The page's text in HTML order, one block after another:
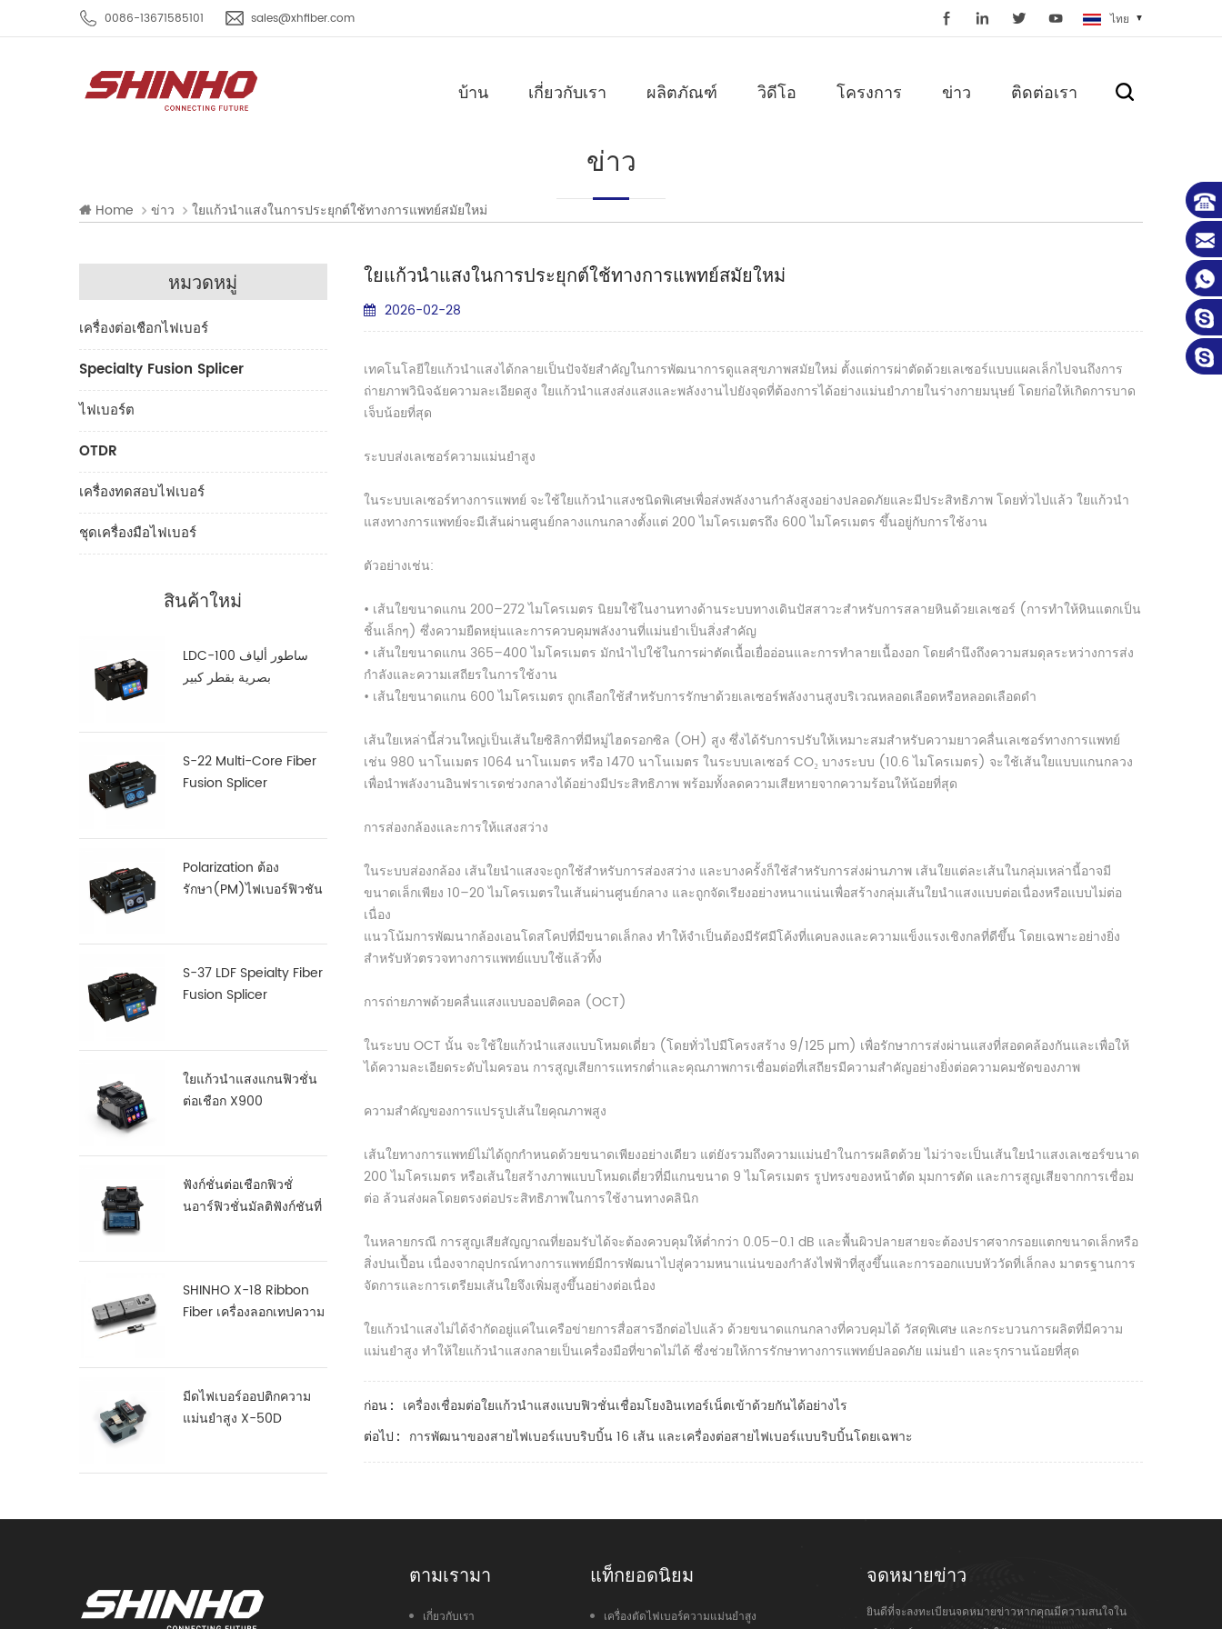
0086-13671585101 sales@xhfiber.com ไทย
บ้าน เกี่ยวกับเรา ผลิตภัณฑ์ วิดีโอ โครงการ ข่าว ติดต่อเรา
ข่าว
Home ข่าว ใยแก้วนำแสงในการประยุกต์ใช้ทางการแพทย์สมัยใหม่
หมวดหมู่
เครื่องต่อเชือกไฟเบอร์
Specialty Fusion Splicer
ไฟเบอร์ต
OTDR
เครื่องทดสอบไฟเบอร์
ชุดเครื่องมือไฟเบอร์
สินค้าใหม่
LDC-100 ساطور ألياف
بصرية بقطر كبير
S-22 Multi-Core Fiber
Fusion Splicer
Polarization ต้อง
รักษา(PM)ไฟเบอร์ฟิวชัน
S-37 LDF Speialty Fiber
Fusion Splicer
ใยแก้วนำแสงแกนฟิวชั่น
ต่อเชือก X900
ฟังก์ชั่นต่อเชือกฟิวชั่
นอาร์ฟิวชั่นมัลติฟังก์ชันที่
SHINHO X-18 Ribbon
Fiber เครื่องลอกเทปความ
มีดไฟเบอร์ออปติกความ
แม่นยำสูง X-50D
ใยแก้วนำแสงในการประยุกต์ใช้ทางการแพทย์สมัยใหม่
2026-02-28
เทคโนโลยีใยแก้วนำแสงได้กลายเป็นปัจจัยสำคัญในการพัฒนาการดูแลสุขภาพสมัยใหม่ ตั้งแต่การผ่าตัดด้วยเลเซอร์แบบแผลเล็กไปจนถึงการ
ถ่ายภาพวินิจฉัยความละเอียดสูง ใยแก้วนำแสงส่งแสงและพลังงานไปยังจุดที่ต้องการได้อย่างแม่นยำภายในร่างกายมนุษย์ โดยก่อให้เกิดการบาด
เจ็บน้อยที่สุด
ระบบส่งเลเซอร์ความแม่นยำสูง
ในระบบเลเซอร์ทางการแพทย์ จะใช้ใยแก้วนำแสงชนิดพิเศษเพื่อส่งพลังงานกำลังสูงอย่างปลอดภัยและมีประสิทธิภาพ โดยทั่วไปแล้ว ใยแก้วนำ
แสงทางการแพทย์จะมีเส้นผ่านศูนย์กลางแกนกลางตั้งแต่ 200 ไมโครเมตรถึง 600 ไมโครเมตร ขึ้นอยู่กับการใช้งาน
ตัวอย่างเช่น:
• เส้นใยขนาดแกน 200–272 ไมโครเมตร นิยมใช้ในงานทางด้านระบบทางเดินปัสสาวะสำหรับการสลายหินด้วยเลเซอร์ (การทำให้หินแตกเป็น
ชิ้นเล็กๆ) ซึ่งความยืดหยุ่นและการควบคุมพลังงานที่แม่นยำเป็นสิ่งสำคัญ
• เส้นใยขนาดแกน 365–400 ไมโครเมตร มักนำไปใช้ในการผ่าตัดเนื้อเยื่ออ่อนและการทำลายเนื้องอก โดยคำนึงถึงความสมดุลระหว่างการส่ง
กำลังและความเสถียรในการใช้งาน
• เส้นใยขนาดแกน 600 ไมโครเมตร ถูกเลือกใช้สำหรับการรักษาด้วยเลเซอร์พลังงานสูงบริเวณหลอดเลือดหรือหลอดเลือดดำ
เส้นใยเหล่านี้ส่วนใหญ่เป็นเส้นใยซิลิกาที่มีหมู่ไฮดรอกซิล (OH) สูง ซึ่งได้รับการปรับให้เหมาะสมสำหรับความยาวคลื่นเลเซอร์ทางการแพทย์
เช่น 980 นาโนเมตร 1064 นาโนเมตร หรือ 1470 นาโนเมตร ในระบบเลเซอร์ CO₂ บางระบบ (10.6 ไมโครเมตร) จะใช้เส้นใยแบบแกนกลวง
เพื่อนำพลังงานอินฟราเรดช่วงกลางได้อย่างมีประสิทธิภาพ พร้อมทั้งลดความเสียหายจากความร้อนให้น้อยที่สุด
การส่องกล้องและการให้แสงสว่าง
ในระบบส่องกล้อง เส้นใยนำแสงจะถูกใช้สำหรับการส่องสว่าง และบางครั้งก็ใช้สำหรับการส่งผ่านภาพ เส้นใยแต่ละเส้นในกลุ่มเหล่านี้อาจมี
ขนาดเล็กเพียง 10–20 ไมโครเมตรในเส้นผ่านศูนย์กลาง และถูกจัดเรียงอย่างหนาแน่นเพื่อสร้างกลุ่มเส้นใยนำแสงแบบต่อเนื่องหรือแบบไม่ต่อ
เนื่อง
แนวโน้มการพัฒนากล้องเอนโดสโคปที่มีขนาดเล็กลง ทำให้จำเป็นต้องมีรัศมีโค้งที่แคบลงและความแข็งแรงเชิงกลที่ดีขึ้น โดยเฉพาะอย่างยิ่ง
สำหรับหัวตรวจทางการแพทย์แบบใช้แล้วทิ้ง
การถ่ายภาพด้วยคลื่นแสงแบบออปติคอล (OCT)
ในระบบ OCT นั้น จะใช้ใยแก้วนำแสงแบบโหมดเดี่ยว (โดยทั่วไปมีโครงสร้าง 9/125 µm) เพื่อรักษาการส่งผ่านแสงที่สอดคล้องกันและเพื่อให้
ได้ความละเอียดระดับไมครอน การสูญเสียการแทรกต่ำและคุณภาพการเชื่อมต่อที่เสถียรมีความสำคัญอย่างยิ่งต่อความคมชัดของภาพ
ความสำคัญของการแปรรูปเส้นใยคุณภาพสูง
เส้นใยทางการแพทย์ไม่ได้ถูกกำหนดด้วยขนาดเพียงอย่างเดียว แต่ยังรวมถึงความแม่นยำในการผลิตด้วย ไม่ว่าจะเป็นเส้นใยนำแสงเลเซอร์ขนาด
200 ไมโครเมตร หรือเส้นใยสร้างภาพแบบโหมดเดี่ยวที่มีแกนขนาด 9 ไมโครเมตร รูปทรงของหน้าตัด มุมการตัด และการสูญเสียจากการเชื่อม
ต่อ ล้วนส่งผลโดยตรงต่อประสิทธิภาพในการใช้งานทางคลินิก
ในหลายกรณี การสูญเสียสัญญาณที่ยอมรับได้จะต้องควบคุมให้ต่ำกว่า 0.05–0.1 dB และพื้นผิวปลายสายจะต้องปราศจากรอยแตกขนาดเล็กหรือ
สิ่งปนเปื้อน เนื่องจากอุปกรณ์ทางการแพทย์มีการพัฒนาไปสู่ความหนาแน่นของกำลังไฟฟ้าที่สูงขึ้นและการออกแบบหัววัดที่เล็กลง มาตรฐานการ
จัดการและการเตรียมเส้นใยจึงเพิ่มสูงขึ้นอย่างต่อเนื่อง
ใยแก้วนำแสงไม่ได้จำกัดอยู่แค่ในเครือข่ายการสื่อสารอีกต่อไปแล้ว ด้วยขนาดแกนกลางที่ควบคุมได้ วัสดุพิเศษ และกระบวนการผลิตที่มีความ
แม่นยำสูง ทำให้ใยแก้วนำแสงกลายเป็นเครื่องมือที่ขาดไม่ได้ ซึ่งช่วยให้การรักษาทางการแพทย์ปลอดภัย แม่นยำ และรุกรานน้อยที่สุด
ก่อน : เครื่องเชื่อมต่อใยแก้วนำแสงแบบฟิวชั่นเชื่อมโยงอินเทอร์เน็ตเข้าด้วยกันได้อย่างไร
ต่อไป : การพัฒนาของสายไฟเบอร์แบบริบบิ้น 16 เส้น และเครื่องต่อสายไฟเบอร์แบบริบบิ้นโดยเฉพาะ
ตามเรามา
เกี่ยวกับเรา
แท็กยอดนิยม
เครื่องตัดไฟเบอร์ความแม่นยำสูง
จดหมายข่าว
ยินดีที่จะลงทะเบียนจดหมายข่าวหากคุณมีความสนใจใน